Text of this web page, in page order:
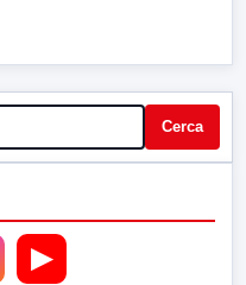
Cerca
▶